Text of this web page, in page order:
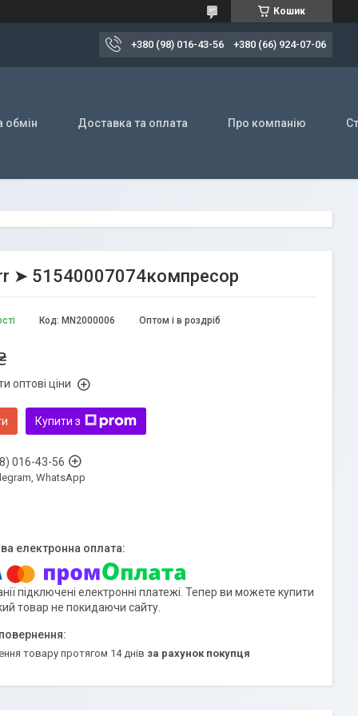
Кошик
+380 (98) 016-43-56 +380 (66) 924-07-06
обмін Доставка та оплата Про компанію
➤ 51540007074компресор
Оптом і в роздріб
Код: MN2000006
оптові ціни
Купити з
016-43-56
WhatsApp
підключені електронні платежі. Тепер ви можете купити
товар не покидаючи сайту.
товару протягом 14 днів за рахунок покупця